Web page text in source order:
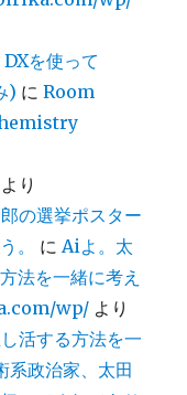
を使って
) にRoom
より
の選挙ポスター
。
に Aiよ。太
法を一緒に考え
wp/ より
活する方法を一
系政治家、太田